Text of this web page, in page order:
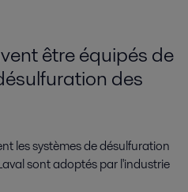
être équipés de
des
les systèmes de désulfuration
sont adoptés par l'industrie